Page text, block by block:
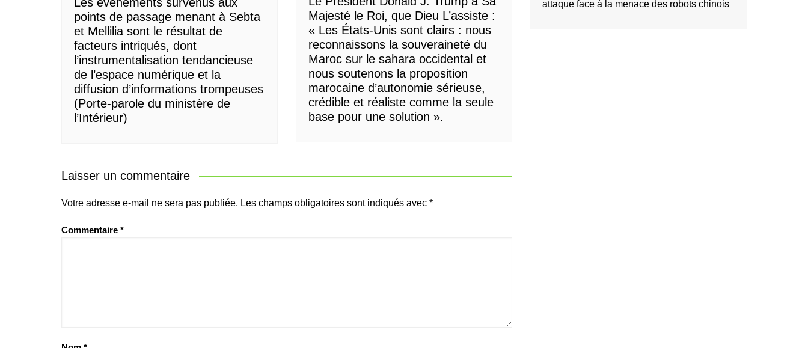
points de passage menant à Sebta
et Mellilia sont le résultat de
facteurs intriqués, dont
l’instrumentalisation tendancieuse
de l’espace numérique et la
diffusion d’informations trompeuses
(Porte-parole du ministère de
l’Intérieur)
Majesté le Roi, que Dieu L’assiste :
« Les États-Unis sont clairs : nous
reconnaissons la souveraineté du
Maroc sur le sahara occidental et
nous soutenons la proposition
marocaine d’autonomie sérieuse,
crédible et réaliste comme la seule
base pour une solution ».
Laisser un commentaire
Votre adresse e-mail ne sera pas publiée. Les champs obligatoires sont indiqués avec *
Commentaire *
attaque face à la menace des robots chinois